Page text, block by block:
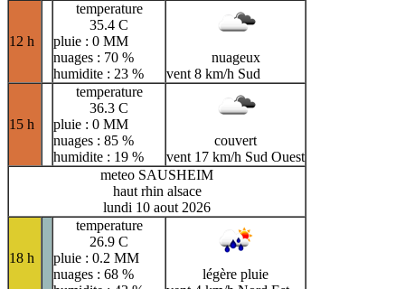
12 h
temperature
35.4 C
pluie : 0 MM
nuages : 70 %
humidite : 23 %
nuageux
vent 8 km/h Sud
15 h
temperature
36.3 C
pluie : 0 MM
nuages : 85 %
humidite : 19 %
couvert
vent 17 km/h Sud Ouest
meteo SAUSHEIM
haut rhin alsace
lundi 10 aout 2026
18 h
temperature
26.9 C
pluie : 0.2 MM
nuages : 68 %
légère pluie